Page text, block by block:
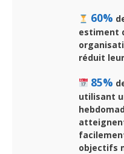
60%
estiment
réduit
85%
utilisant
objectifs